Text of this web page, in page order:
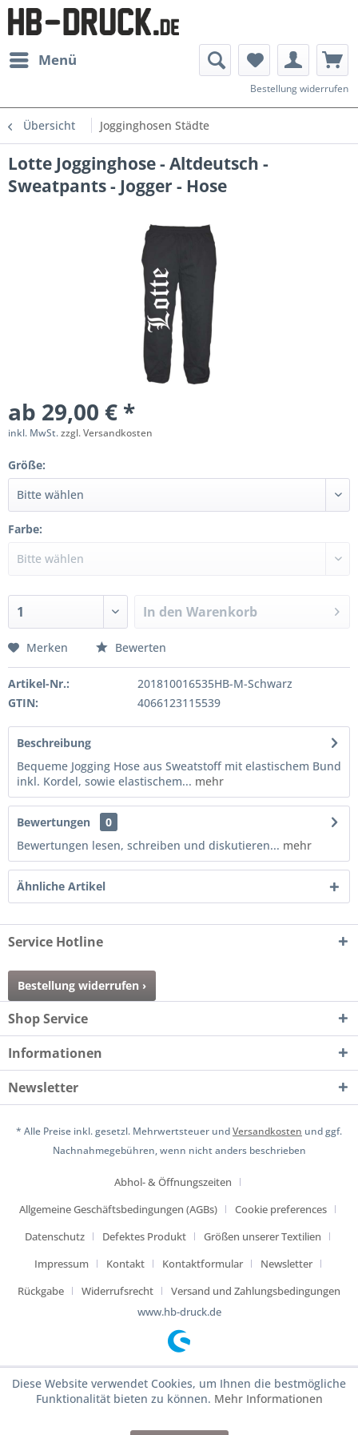
Menü
Bestellung widerrufen
Übersicht Jogginghosen Städte
Lotte Jogginghose - Altdeutsch -
Sweatpants - Jogger - Hose
ab 29,00 € *
inkl. MwSt.zzgl. Versandkosten
Größe:
Farbe:
In den Warenkorb
Merken Bewerten
Artikel-Nr.:
201810016535HB-M-Schwarz
GTIN:
4066123115539
Beschreibung
Bequeme Jogging Hose aus Sweatstoff mit elastischem Bund
inkl. Kordel, sowie elastischem... mehr
Bewertungen
0
Bewertungen lesen, schreiben und diskutieren... mehr
Ähnliche Artikel
Service Hotline
Bestellung widerrufen ›
Shop Service
Informationen
Newsletter
* Alle Preise inkl. gesetzl. Mehrwertsteuer undVersandkosten und ggf.
Nachnahmegebühren, wenn nicht anders beschrieben
Abhol- & Öffnungszeiten
Allgemeine Geschäftsbedingungen (AGBs)
Cookie preferences
Datenschutz
Defektes Produkt
Größen unserer Textilien
Impressum
Kontakt Kontaktformular
Newsletter
Rückgabe
Widerrufsrecht
Versand und Zahlungsbedingungen
www.hb-druck.de
Diese Website verwendet Cookies, um Ihnen die bestmögliche
Funktionalität bieten zu können. Mehr Informationen